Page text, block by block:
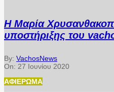
Η Μαρία
υποστήριξης του
By: VachosNews
On: 27 Ιουνίου 2020
ΑΦΙΈΡΩΜΑ